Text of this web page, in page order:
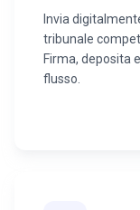
Invia
tribunale
Firma, deposita
flusso.